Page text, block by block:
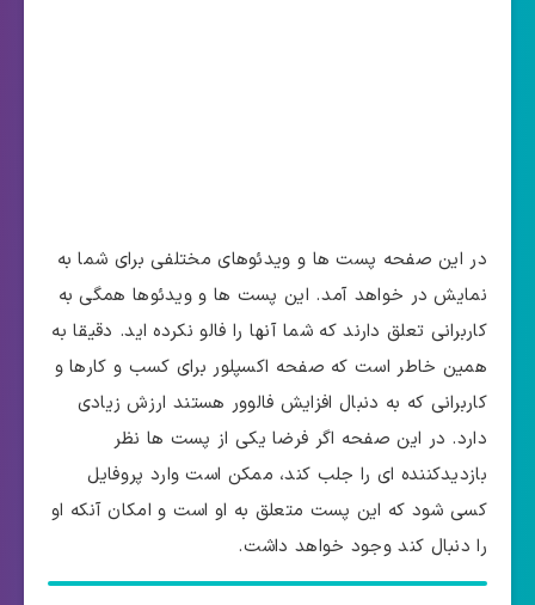
در این صفحه پست ها و ویدئوهای مختلفی برای شما به
نمایش در خواهد آمد. این پست ها و ویدئوها همگی به
کاربرانی تعلق دارند که شما آنها را فالو نکرده اید. دقیقا به
همین خاطر است که صفحه اکسپلور برای کسب و کارها و
کاربرانی که به دنبال افزایش فالوور هستند ارزش زیادی
دارد. در این صفحه اگر فرضا یکی از پست ها نظر
بازدیدکننده ای را جلب کند، ممکن است وارد پروفایل
کسی شود که این پست متعلق به او است و امکان آنکه او
را دنبال کند وجود خواهد داشت.